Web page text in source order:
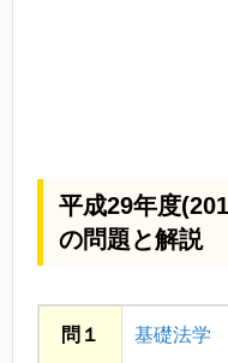
平成29年度
の問題と解説
問１ 基礎法学